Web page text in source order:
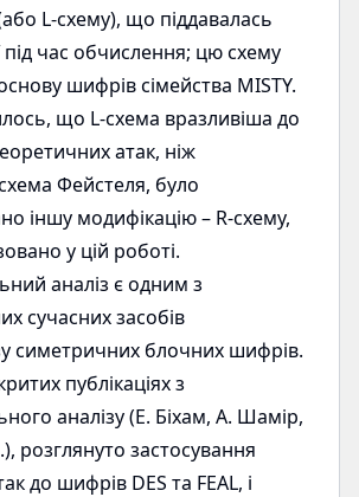
L-схему), що піддавалась
під час обчислення; цю схему
шифрів сімейства MISTY.
що L-схема вразливіша до
атак, ніж
Фейстеля, було
іншу модифікацію – R-схему,
у цій роботі.
аналіз є одним з
сучасних засобів
симетричних блочних шифрів.
публікаціях з
аналізу (Е. Біхам, А. Шамір,
розглянуто застосування
до шифрів DES та FEAL, і